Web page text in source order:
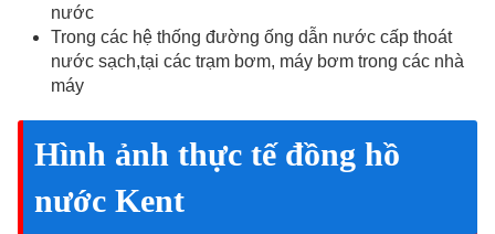
nước
Trong các hệ thống đường ống dẫn nước cấp thoát
nước sạch,tại các trạm bơm, máy bơm trong các nhà
máy
Hình ảnh thực tế đồng hồ
nước Kent